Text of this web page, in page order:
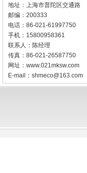
地址：上海市普陀区交通路
邮编：200333
电话：86-021-61997750
手机：15800958361
联系人：陈经理
传真：86-021-26587750
网址： www.021mksw.com
E-mail： shmeco@163.com